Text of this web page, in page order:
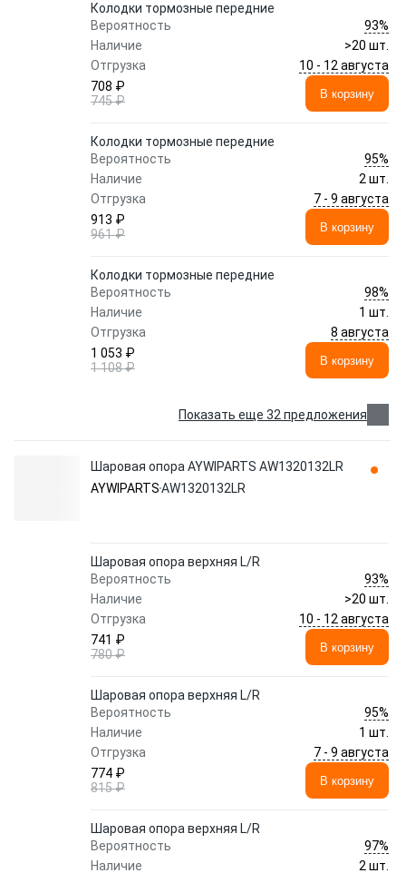
Колодки тормозные передние
Вероятность
93%
Наличие
>20 шт.
Отгрузка
10 - 12 августа
708 ₽
745 ₽
В корзину
Колодки тормозные передние
Вероятность
95%
Наличие
2 шт.
Отгрузка
7 - 9 августа
913 ₽
961 ₽
В корзину
Колодки тормозные передние
Вероятность
98%
Наличие
1 шт.
Отгрузка
8 августа
1 053 ₽
1 108 ₽
В корзину
Показать еще 32 предложения
Шаровая опора AYWIPARTS AW1320132LR
AYWIPARTSAW1320132LR
Шаровая опора верхняя L/R
Вероятность
93%
Наличие
>20 шт.
Отгрузка
10 - 12 августа
741 ₽
780 ₽
В корзину
Шаровая опора верхняя L/R
Вероятность
95%
Наличие
1 шт.
Отгрузка
7 - 9 августа
774 ₽
815 ₽
В корзину
Шаровая опора верхняя L/R
Вероятность
97%
Наличие
2 шт.